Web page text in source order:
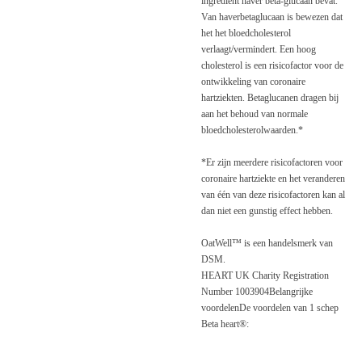
Van haverbetaglucaan is bewezen dat
het het bloedcholesterol
verlaagt/vermindert. Een hoog
cholesterol is een risicofactor voor de
ontwikkeling van coronaire
hartziekten. Betaglucanen dragen bij
aan het behoud van normale
bloedcholesterolwaarden.*
*Er zijn meerdere risicofactoren voor
coronaire hartziekte en het veranderen
van één van deze risicofactoren kan al
dan niet een gunstig effect hebben.
OatWell™ is een handelsmerk van
DSM.
HEART UK Charity Registration
Number 1003904Belangrijke
voordelenDe voordelen van 1 schep
Beta heart®: